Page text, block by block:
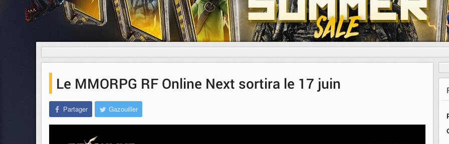
Le MMORPG RF Online Next sortira le 17 juin
Partager Gazouiller